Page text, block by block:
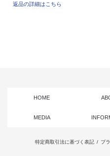
返品の詳細はこちら
HOME
MEDIA
特定商取引法に基づく表記 / プ